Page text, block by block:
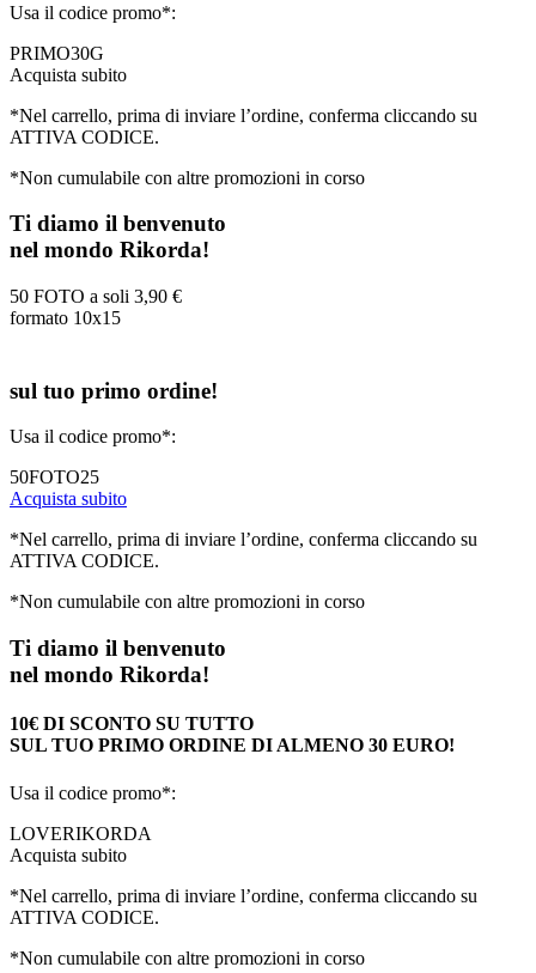
Usa il codice promo*:
PRIMO30G
Acquista subito
*Nel carrello, prima di inviare l’ordine, conferma cliccando su
ATTIVA CODICE.
*Non cumulabile con altre promozioni in corso
Ti diamo il benvenuto
nel mondo Rikorda!
50 FOTO a soli 3,90 €
formato 10x15
sul tuo primo ordine!
Usa il codice promo*:
50FOTO25
Acquista subito
*Nel carrello, prima di inviare l’ordine, conferma cliccando su
ATTIVA CODICE.
*Non cumulabile con altre promozioni in corso
Ti diamo il benvenuto
nel mondo Rikorda!
10€ DI SCONTO SU TUTTO
SUL TUO PRIMO ORDINE DI ALMENO 30 EURO!
Usa il codice promo*:
LOVERIKORDA
Acquista subito
*Nel carrello, prima di inviare l’ordine, conferma cliccando su
ATTIVA CODICE.
*Non cumulabile con altre promozioni in corso